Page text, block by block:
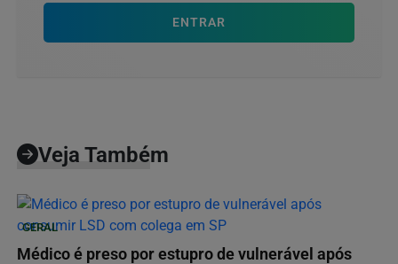
ENTRAR
Veja Também
GERAL
Médico é preso por estupro de vulnerável após